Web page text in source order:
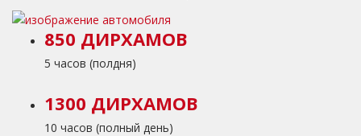
850 ДИРХАМОВ
5 часов (полдня)
1300 ДИРХАМОВ
10 часов (полный день)